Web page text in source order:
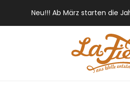
Neu!!! Ab März starten die